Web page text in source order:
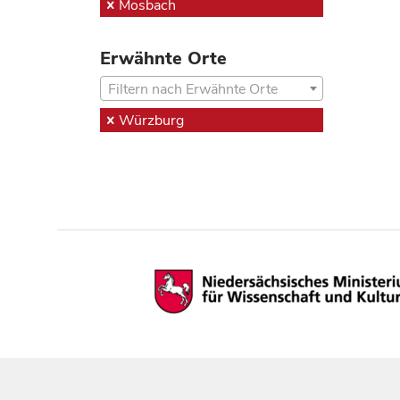
Mosbach
Erwähnte Orte
Filtern nach Erwähnte Orte
Würzburg